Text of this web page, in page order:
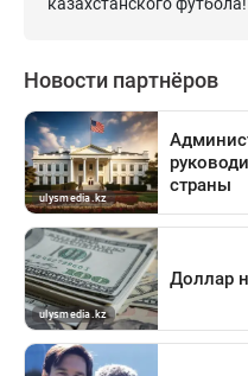
казахстанского футбола!